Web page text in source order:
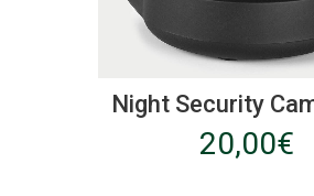
Ce
produit
a
plusieurs
Night Security
20,00€